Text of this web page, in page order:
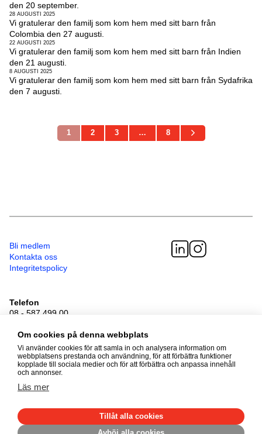
den 20 september.
28 AUGUSTI 2025
Vi gratulerar den familj som kom hem med sitt barn från
Colombia den 27 augusti.
22 AUGUSTI 2025
Vi gratulerar den familj som kom hem med sitt barn från Indien
den 21 augusti.
8 AUGUSTI 2025
Vi gratulerar den familj som kom hem med sitt barn från Sydafrika
den 7 augusti.
1 2 3 … 8
Bli medlem
Kontakta oss
Integritetspolicy
Telefon
08 - 587 499 00
Sveavägen 41
111 34 Stockholm
Alla rättigheter förbehållna
Om cookies på denna webbplats
Vi använder cookies för att samla in och analysera information om
webbplatsens prestanda och användning, för att förbättra funktioner
kopplade till sociala medier och för att förbättra och anpassa innehåll
och annonser.
Läs mer
Tillåt alla cookies